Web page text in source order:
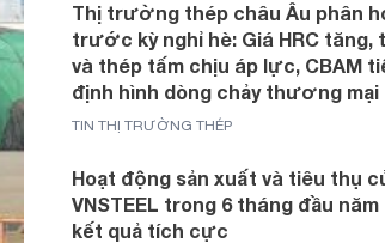
Thị trường thép châu Âu phân
trước kỳ nghỉ hè: Giá HRC tăng,
và thép tấm chịu áp lực, CBAM
định hình dòng chảy thương mại
TIN THỊ TRƯỜNG THÉP
Hoạt động sản xuất và tiêu thụ
VNSTEEL trong 6 tháng đầu
kết quả tích cực